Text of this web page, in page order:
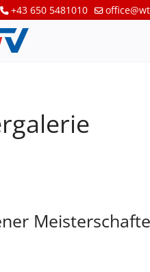
+43 650 5481010